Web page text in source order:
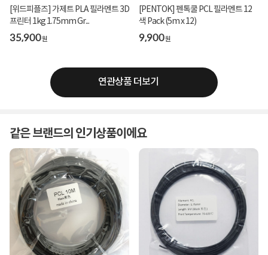
[위드피플즈] 가제트 PLA 필라멘트 3D
프린터 1kg 1.75mm Gr...
35,900원
[PENTOK] 펜톡쿨 PCL 필라멘트 12
색 Pack (5m x 12)
9,900원
연관상품 더보기
같은 브랜드의 인기상품이에요